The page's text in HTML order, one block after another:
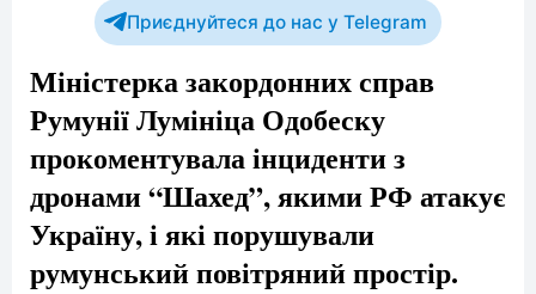
Приєднуйтеся до нас у Telegram
Міністерка закордонних справ
Румунії Лумініца Одобеску
прокоментувала інциденти з
дронами “Шахед”, якими РФ атакує
Україну, і які порушували
румунський повітряний простір.